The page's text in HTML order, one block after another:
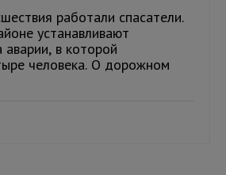
работали спасатели.
устанавливают
аварии, в которой
человека. О дорожном